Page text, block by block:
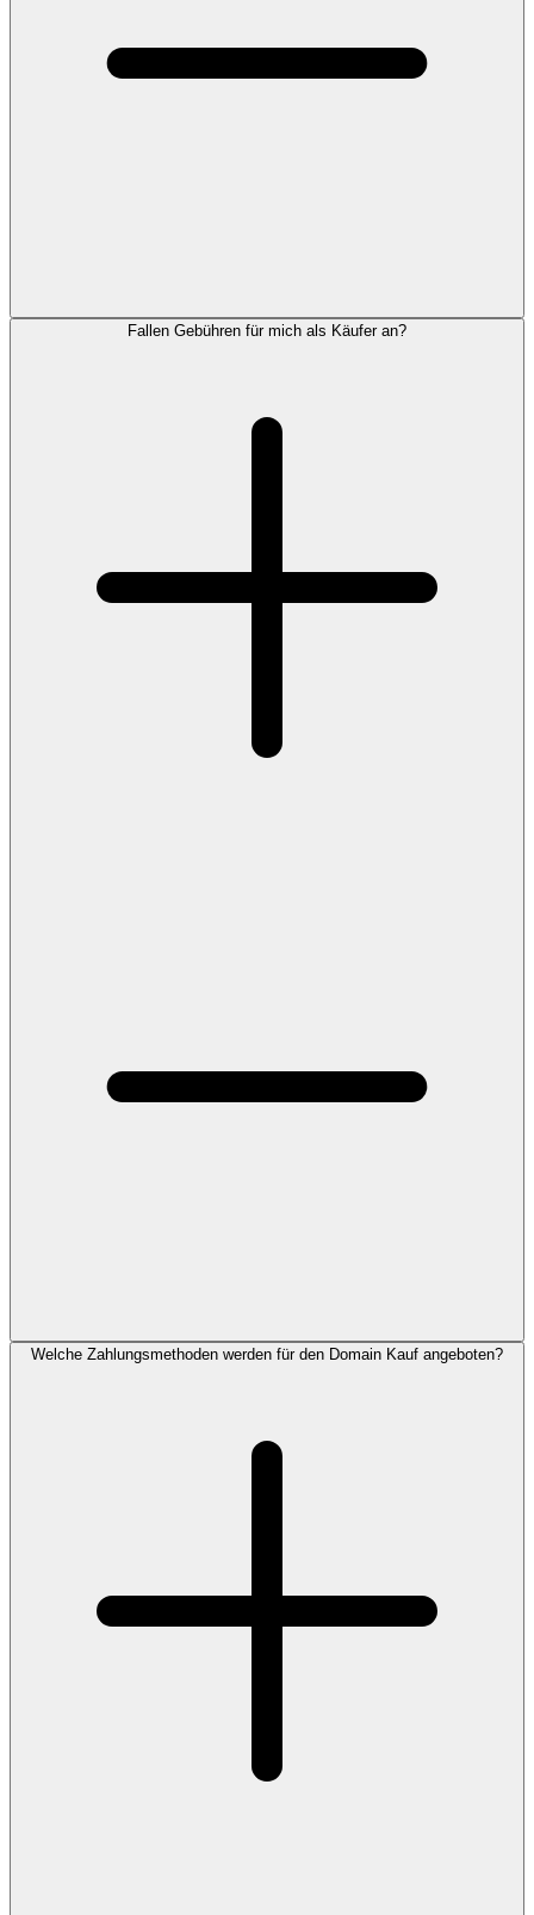
Fallen Gebühren für mich als Käufer an?
Welche Zahlungsmethoden werden für den Domain Kauf angeboten?